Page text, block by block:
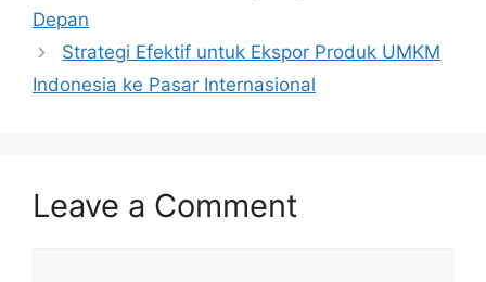
Depan
Strategi Efektif untuk Ekspor Produk UMKM
Indonesia ke Pasar Internasional
Leave a Comment